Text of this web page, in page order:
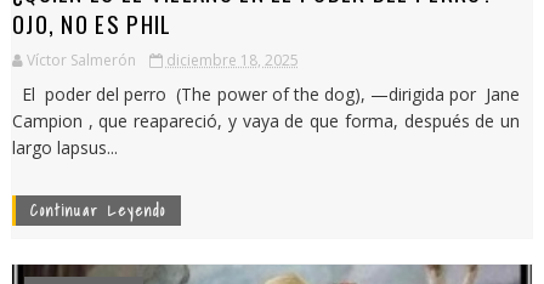
OJO, NO ES PHIL
Víctor Salmerón diciembre 18, 2025
El poder del perro (The power of the dog), —dirigida por Jane
Campion , que reapareció, y vaya de que forma, después de un
largo lapsus...
Continuar Leyendo